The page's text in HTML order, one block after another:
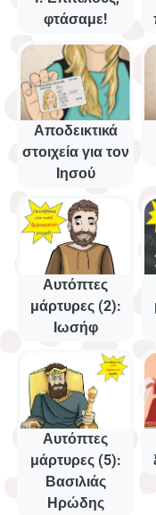
φτάσαμε!
Αποδεικτικά
στοιχεία για τον
Ιησού
Αυτόπτες
μάρτυρες (2):
Ιωσήφ
Αυτόπτες
μάρτυρες (5):
Βασιλιάς
Ηρώδης